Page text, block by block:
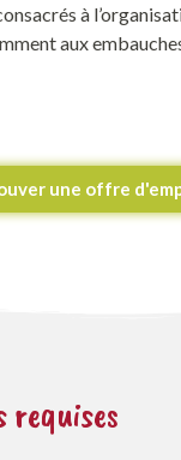
à
aux
une offre
requises